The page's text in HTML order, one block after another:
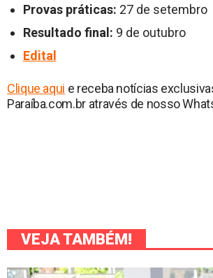
Provas práticas: 27 de setembro
Resultado final: 9 de outubro
Edital
Clique aqui e receba notícias
Paraíba.com.br através de nosso
VEJA TAMBÉM!